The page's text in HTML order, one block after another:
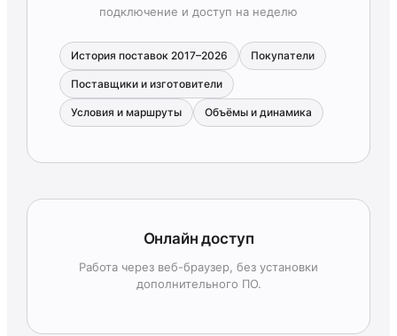
подключение и доступ на неделю
История поставок 2017–2026 Покупатели
Поставщики и изготовители
Условия и маршруты Объёмы и динамика
Онлайн доступ
Работа через веб-браузер, без установки
дополнительного ПО.